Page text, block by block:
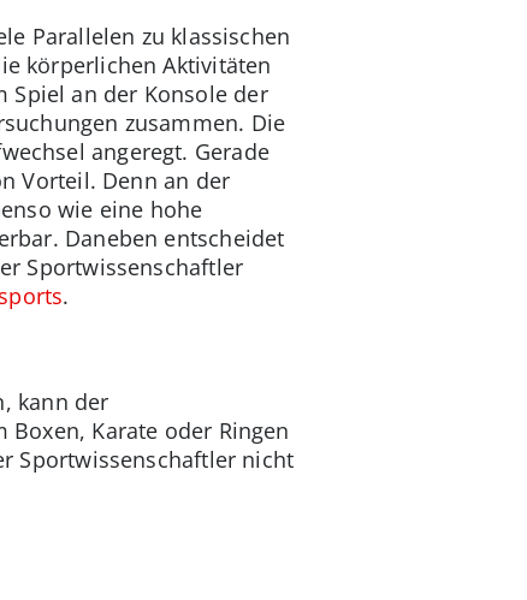
Parallelen zu klassischen
körperlichen Aktivitäten
Spiel an der Konsole der
zusammen. Die
angeregt. Gerade
Vorteil. Denn an der
wie eine hohe
Daneben entscheidet
Sportwissenschaftler
.
kann der
Karate oder Ringen
Sportwissenschaftler nicht